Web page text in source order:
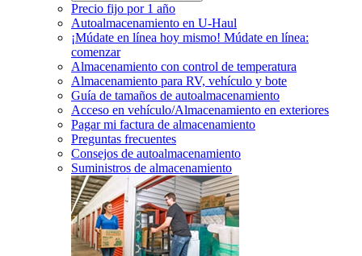
Precio fijo por 1 año
Autoalmacenamiento en U-Haul
¡Múdate en línea hoy mismo! Múdate en línea:
comenzar
Almacenamiento con control de temperatura
Almacenamiento para RV, vehículo y bote
Guía de tamaños de autoalmacenamiento
Acceso en vehículo/Almacenamiento en exteriores
Pagar mi factura de almacenamiento
Preguntas frecuentes
Consejos de autoalmacenamiento
Suministros de almacenamiento